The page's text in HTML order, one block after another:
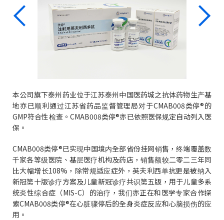
本公司旗下泰州药业位于江苏泰州中国医药城之抗体药物生产基
地亦已顺利通过江苏省药品监督管理局对于CMAB008类停®的
GMP符合性检查。CMAB008类停®亦已依照医保规定自动列入医
保。
CMAB008类停®已实现中国境内全部省份挂网销售，终端覆盖数
千家各等级医院、基层医疗机构及药店，销售额较二零二三年同
比大幅增长108%，除常规适应症外，英夫利西单抗更是被纳入
新冠第十版诊疗方案及儿童新冠诊疗共识第五版，用于儿童多系
统炎性综合症（MIS-C）的治疗，我们亦正在和医学专家合作探
索CMAB008类停®在心脏骤停后的全身炎症反应和心脑损伤的应
用。